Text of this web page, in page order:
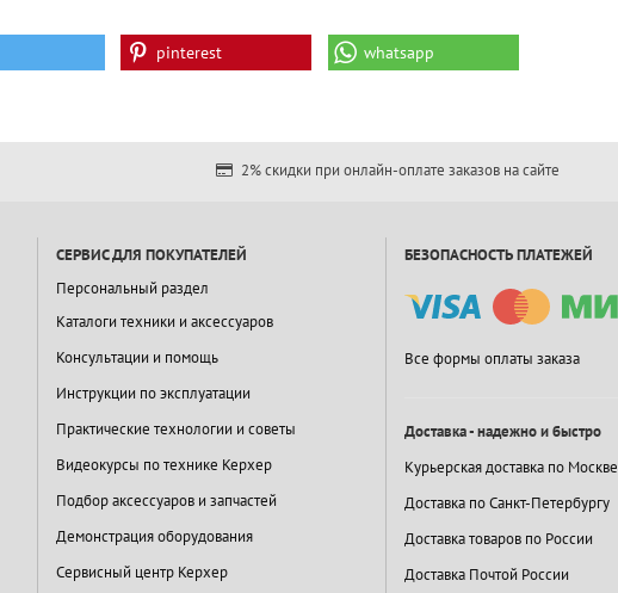
pinterest whatsapp
2% скидки при онлайн-оплате заказов на сайте
СЕРВИС ДЛЯ ПОКУПАТЕЛЕЙ
Персональный раздел
Каталоги техники и аксессуаров
Консультации и помощь
Инструкции по эксплуатации
Практические технологии и советы
Видеокурсы по технике Керхер
Подбор аксессуаров и запчастей
Демонстрация оборудования
Сервисный центр Керхер
БЕЗОПАСНОСТЬ ПЛАТЕЖЕЙ
Все формы оплаты заказа
Доставка - надежно и быстро
Курьерская доставка по Москве
Доставка по Санкт-Петербургу
Доставка товаров по России
Доставка Почтой России